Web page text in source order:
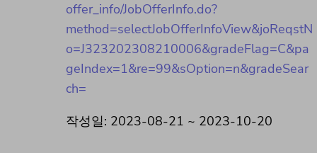
offer_info/JobOfferInfo.do?
method=selectJobOfferInfoView&joReqstN
o=J323202308210006&gradeFlag=C&pa
geIndex=1&re=99&sOption=n&gradeSear
ch=
작성일: 2023-08-21 ~ 2023-10-20